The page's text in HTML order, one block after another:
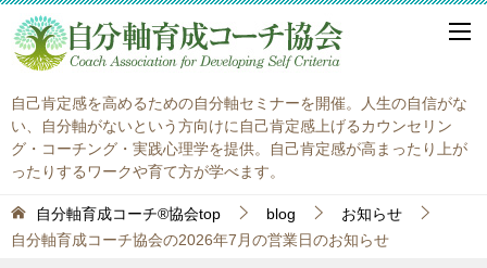
自己肯定感を高めるための自分軸セミナーを開催。人生の自信がな
い、自分軸がないという方向けに自己肯定感上げるカウンセリン
グ・コーチング・実践心理学を提供。自己肯定感が高まったり上が
ったりするワークや育て方が学べます。
自分軸育成コーチ®協会top blog
お知らせ
自分軸育成コーチ協会の2026年7月の営業日のお知らせ